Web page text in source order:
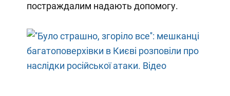
постраждалим надають допомогу.